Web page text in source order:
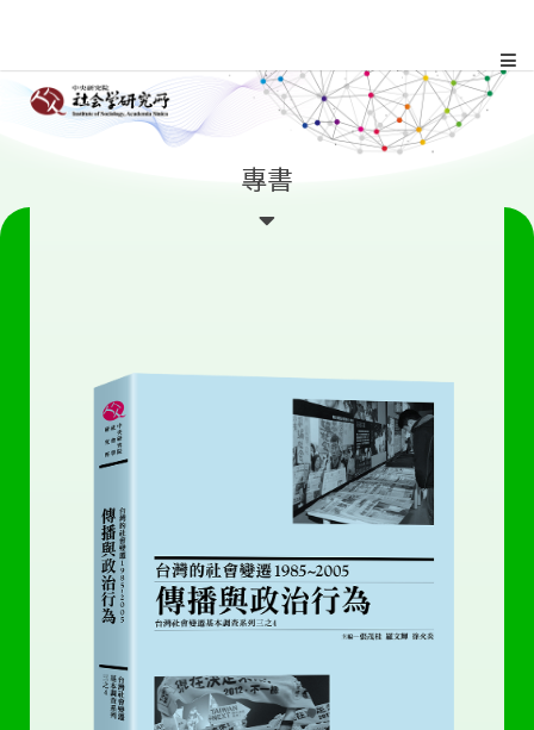
到
內
專書